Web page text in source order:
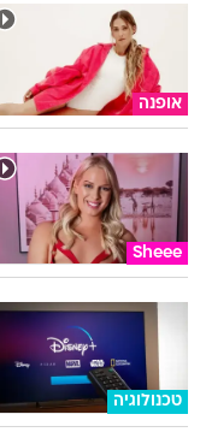
אופנה
Sheee
טכנולוגיה